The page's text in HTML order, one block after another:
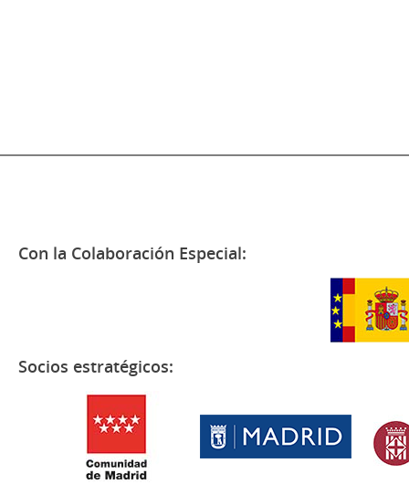
Con la Colaboración Especial:
Socios estratégicos: